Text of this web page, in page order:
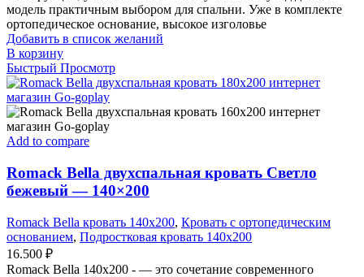
модель практичным выбором для спальни. Уже в комплекте
ортопедическое основание, высокое изголовье
Добавить в список желаний
В корзину
Быстрый Просмотр
Add to compare
Romack Bella двухспальная кровать Светло
бежевый — 140×200
Romack Bella кровать 140x200, Кровать с ортопедическим
основанием, Подростковая кровать 140x200
16.500 ₽
Romack Bella 140x200 - — это сочетание современного